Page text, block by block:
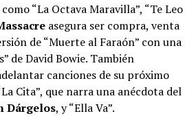
“La Octava Maravilla”, “Te Leo
asegura ser compra, venta
de “Muerte al Faraón” con una
de David Bowie. También
canciones de su próximo
Cita”, que narra una anécdota del
Dárgelos, y “Ella Va”.